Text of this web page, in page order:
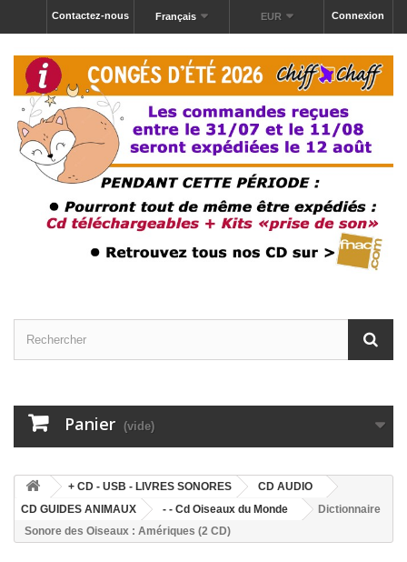
Connexion
EUR
Français
Contactez-nous
Panier (vide)
+ CD - USB - LIVRES SONORES
CD AUDIO
CD GUIDES ANIMAUX
- - Cd Oiseaux du Monde
Dictionnaire
Sonore des Oiseaux : Amériques (2 CD)